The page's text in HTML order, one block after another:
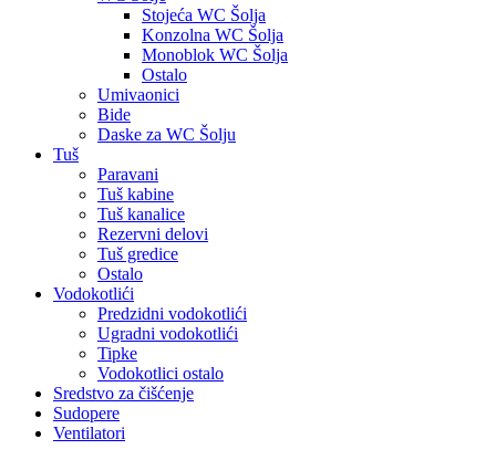
Stojeća WC Šolja
Konzolna WC Šolja
Monoblok WC Šolja
Ostalo
Umivaonici
Bide
Daske za WC Šolju
Tuš
Paravani
Tuš kabine
Tuš kanalice
Rezervni delovi
Tuš gredice
Ostalo
Vodokotlići
Predzidni vodokotlići
Ugradni vodokotlići
Tipke
Vodokotlici ostalo
Sredstvo za čišćenje
Sudopere
Ventilatori